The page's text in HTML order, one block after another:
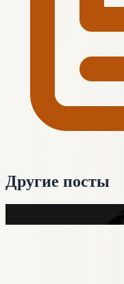
Другие посты